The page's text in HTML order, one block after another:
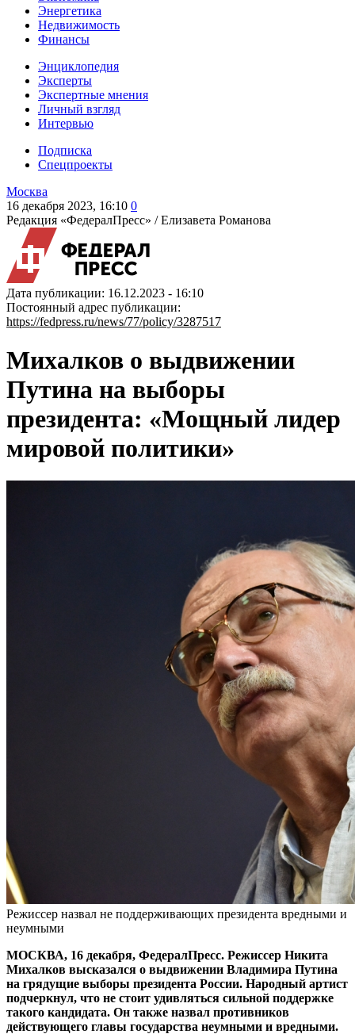
Энергетика
Недвижимость
Финансы
Энциклопедия
Эксперты
Экспертные мнения
Личный взгляд
Интервью
Подписка
Спецпроекты
Москва
16 декабря 2023, 16:10 0
Редакция «ФедералПресс» /Елизавета Романова
Дата публикации: 16.12.2023 - 16:10
Постоянный адрес публикации:
https://fedpress.ru/news/77/policy/3287517
Михалков о выдвижении
Путина на выборы
президента: «Мощный лидер
мировой политики»
Режиссер назвал не поддерживающих президента вредными и
неумными
МОСКВА, 16 декабря, ФедералПресс. Режиссер Никита
Михалков высказался о выдвижении Владимира Путина
на грядущие выборы президента России. Народный артист
подчеркнул, что не стоит удивляться сильной поддержке
такого кандидата. Он также назвал противников
действующего главы государства неумными и вредными.